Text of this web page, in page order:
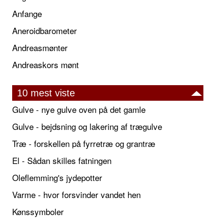
Anfange
Aneroidbarometer
Andreasmønter
Andreaskors mønt
10 mest viste
Gulve - nye gulve oven på det gamle
Gulve - bejdsning og lakering af trægulve
Træ - forskellen på fyrretræ og grantræ
El - Sådan skilles fatningen
Oleflemming's jydepotter
Varme - hvor forsvinder vandet hen
Kønssymboler